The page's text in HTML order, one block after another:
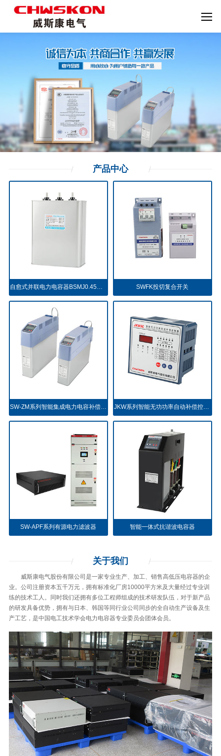
产品中心
自愈式并联电力电容器BSMJ0.45共补型
SW-ZM系列智能集成电力电容补偿装置
SW-APF系列有源电力滤波器
SWFK投切复合开关
JKW系列智能无功功率自动补偿控制器
智能一体式抗谐波电容器
关于我们
威斯康电气股份有限公司是一家专业生产、加工、销售高低压电容器的企
业。公司注册资本五千万元，拥有标准化厂房10000平方米及大量经过专业训
练的技术工人。同时我们还拥有多位工程师组成的技术研发队伍，对于新产品
的研发具备优势，拥有与日本、韩国等同行业公司同步的全自动生产设备及生
产工艺，是中国电工技术学会电力电容器专业委员会团体会员。